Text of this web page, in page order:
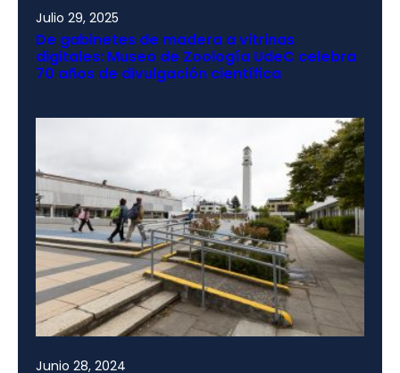
Julio 29, 2025
De gabinetes de madera a vitrinas
digitales: Museo de Zoología UdeC celebra
70 años de divulgación científica
Junio 28, 2024